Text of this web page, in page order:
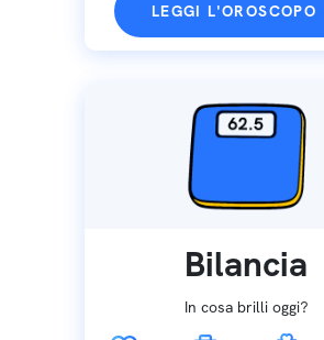
LEGGI L'OROSCOPO
Bilancia
In cosa brilli oggi?